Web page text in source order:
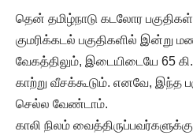
தென் தமிழ்நாடு கடலோர
குமரிக்கடல் பகுதிகளில் இன்று
வேகத்திலும், இடையிடையே 65
காற்று வீசக்கூடும். எனவே, இந்த
செல்ல வேண்டாம்.
காலி நிலம்